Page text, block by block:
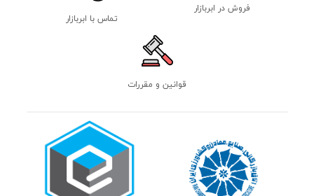
فروش در ابربازار
تماس با ابربازار
قوانین و مقررات